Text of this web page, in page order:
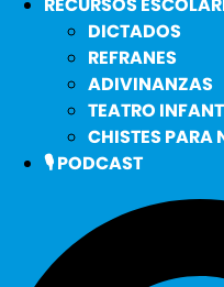
DICTADOS
REFRANES
ADIVINANZAS
TEATRO
CHISTES PARA
🎙️ PODCAST